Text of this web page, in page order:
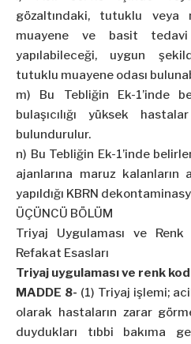
gözaltındaki, tutuklu veya
muayene ve basit
yapılabileceği, uygun
tutuklu muayene odası
m) Bu Tebliğin Ek-1’inde
bulaşıcılığı yüksek
bulundurulur.
n) Bu Tebliğin Ek-1’inde
ajanlarına maruz kalanların
yapıldığı KBRN
ÜÇÜNCÜ BÖLÜM
Triyaj Uygulaması ve Renk
Refakat Esasları
Triyaj uygulaması ve renk
MADDE 8- (1) Triyaj işlemi;
olarak hastaların zarar
duydukları tıbbi bakıma